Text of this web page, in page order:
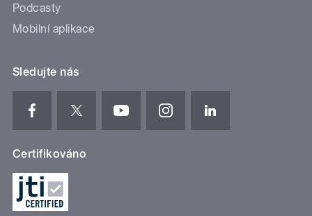
Podcasty
Mobilní aplikace
Sledujte nás
Certifikováno